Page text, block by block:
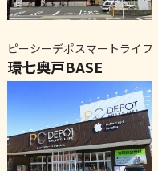
ピーシーデポスマートライフ
環七奥戸BASE